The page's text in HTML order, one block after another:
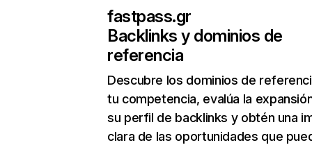
fastpass.gr
Backlinks y dominios de
referencia
Descubre los dominios de
tu competencia, evalúa la
su perfil de backlinks y obtén una
clara de las oportunidades que